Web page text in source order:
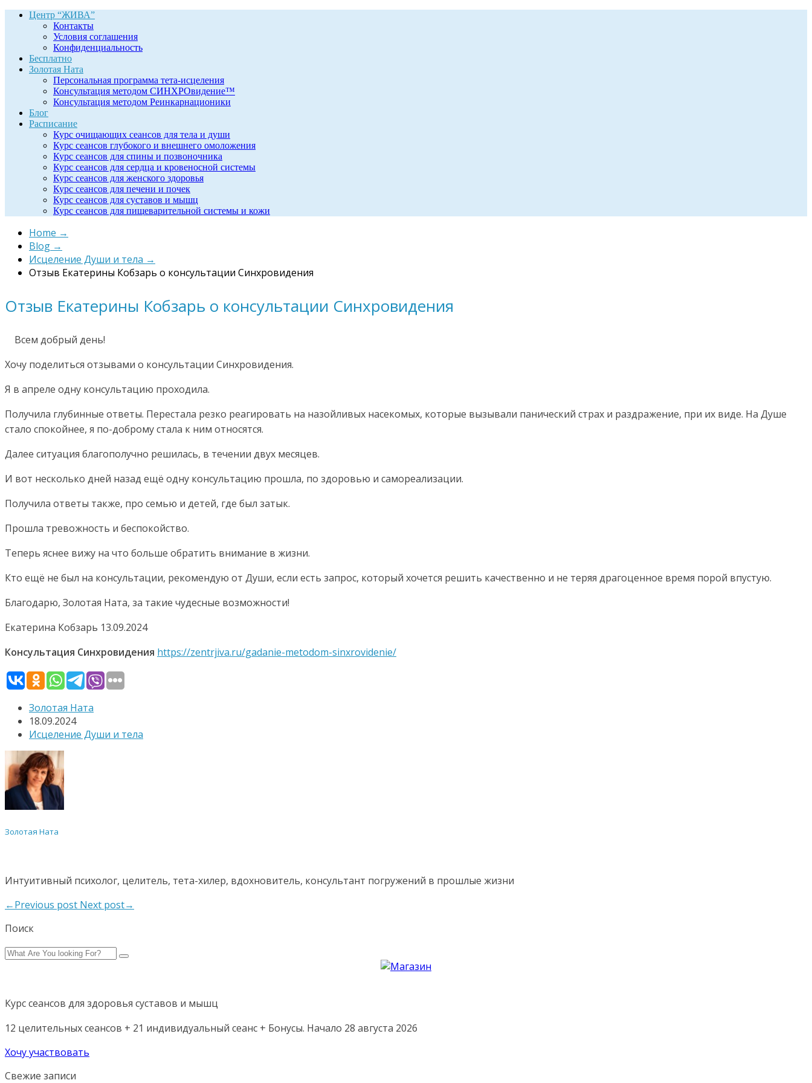
Центр “ЖИВА”
Контакты
Условия соглашения
Конфиденциальность
Бесплатно
Золотая Ната
Персональная программа тета-исцеления
Консультация методом СИНХРОвидение™
Консультация методом Реинкарнационики
Блог
Расписание
Курс очищающих сеансов для тела и души
Курс сеансов глубокого и внешнего омоложения
Курс сеансов для спины и позвоночника
Курс сеансов для сердца и кровеносной системы
Курс сеансов для женского здоровья
Курс сеансов для печени и почек
Курс сеансов для суставов и мышц
Курс сеансов для пищеварительной системы и кожи
Home →
Blog →
Исцеление Души и тела →
Отзыв Екатерины Кобзарь о консультации Синхровидения
Отзыв Екатерины Кобзарь о консультации Синхровидения
Всем добрый день!
Хочу поделиться отзывами о консультации Синхровидения.
Я в апреле одну консультацию проходила.
Получила глубинные ответы. Перестала резко реагировать на назойливых насекомых, которые вызывали панический страх и раздражение, при их виде. На Душе
стало спокойнее, я по-доброму стала к ним относятся.
Далее ситуация благополучно решилась, в течении двух месяцев.
И вот несколько дней назад ещё одну консультацию прошла, по здоровью и самореализации.
Получила ответы также, про семью и детей, где был затык.
Прошла тревожность и беспокойство.
Теперь яснее вижу на что больше обратить внимание в жизни.
Кто ещё не был на консультации, рекомендую от Души, если есть запрос, который хочется решить качественно и не теряя драгоценное время порой впустую.
Благодарю, Золотая Ната, за такие чудесные возможности!
Екатерина Кобзарь 13.09.2024
Консультация Синхровидения https://zentrjiva.ru/gadanie-metodom-sinxrovidenie/
Золотая Ната
18.09.2024
Исцеление Души и тела
Золотая Ната
Интуитивный психолог, целитель, тета-хилер, вдохновитель, консультант погружений в прошлые жизни
←Previous post Next post→
Поиск
Курс сеансов для здоровья суставов и мышц
12 целительных сеансов + 21 индивидуальный сеанс + Бонусы. Начало 28 августа 2026
Хочу участвовать
Свежие записи